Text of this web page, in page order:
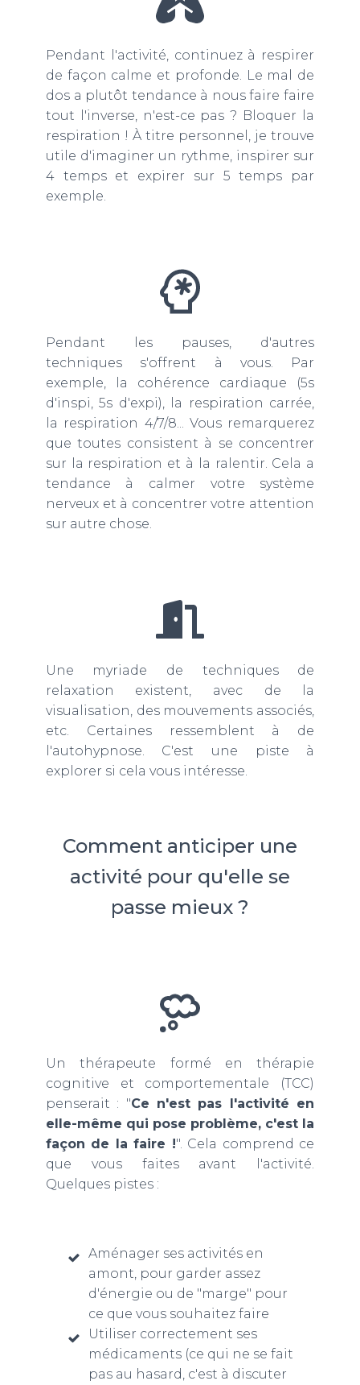
Pendant l'activité, continuez à respirer
de façon calme et profonde. Le mal de
dos a plutôt tendance à nous faire faire
tout l'inverse, n'est-ce pas ? Bloquer la
respiration ! À titre personnel, je trouve
utile d'imaginer un rythme, inspirer sur
4 temps et expirer sur 5 temps par
exemple.
Pendant les pauses, d'autres
techniques s'offrent à vous. Par
exemple, la cohérence cardiaque (5s
d'inspi, 5s d'expi), la respiration carrée,
la respiration 4/7/8... Vous remarquerez
que toutes consistent à se concentrer
sur la respiration et à la ralentir. Cela a
tendance à calmer votre système
nerveux et à concentrer votre attention
sur autre chose.
Une myriade de techniques de
relaxation existent, avec de la
visualisation, des mouvements associés,
etc. Certaines ressemblent à de
l'autohypnose. C'est une piste à
explorer si cela vous intéresse.
Comment anticiper une
activité pour qu'elle se
passe mieux ?
Un thérapeute formé en thérapie
cognitive et comportementale (TCC)
penserait : "Ce n'est pas l'activité en
elle-même qui pose problème, c'est la
façon de la faire !". Cela comprend ce
que vous faites avant l'activité.
Quelques pistes :
Aménager ses activités en
amont, pour garder assez
d'énergie ou de "marge" pour
ce que vous souhaitez faire
Utiliser correctement ses
médicaments (ce qui ne se fait
pas au hasard, c'est à discuter